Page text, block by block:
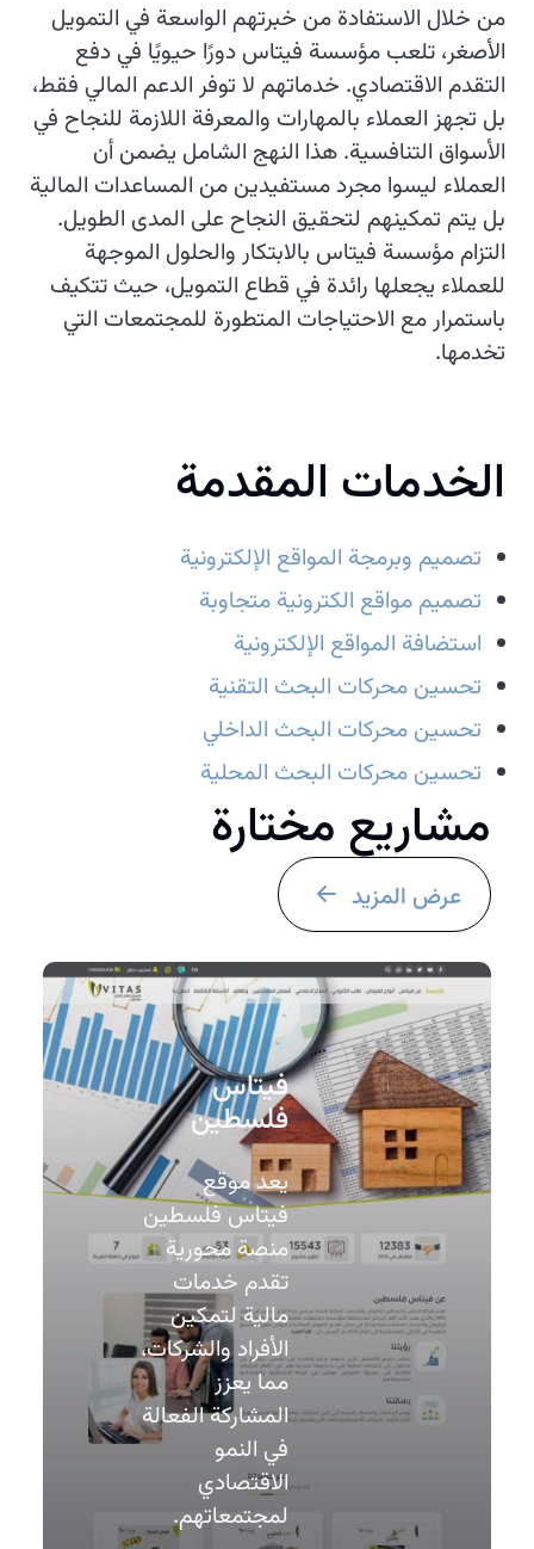
من خلال الاستفادة من خبرتهم الواسعة في التمويل
الأصغر، تلعب مؤسسة فيتاس دورًا حيويًا في دفع
التقدم الاقتصادي. خدماتهم لا توفر الدعم المالي فقط،
بل تجهز العملاء بالمهارات والمعرفة اللازمة للنجاح في
الأسواق التنافسية. هذا النهج الشامل يضمن أن
العملاء ليسوا مجرد مستفيدين من المساعدات المالية
بل يتم تمكينهم لتحقيق النجاح على المدى الطويل.
التزام مؤسسة فيتاس بالابتكار والحلول الموجهة
للعملاء يجعلها رائدة في قطاع التمويل، حيث تتكيف
باستمرار مع الاحتياجات المتطورة للمجتمعات التي
تخدمها.
الخدمات المقدمة
تصميم وبرمجة المواقع الإلكترونية
تصميم مواقع الكترونية متجاوبة
استضافة المواقع الإلكترونية
تحسين محركات البحث التقنية
تحسين محركات البحث الداخلي
تحسين محركات البحث المحلية
مشاريع مختارة
عرض المزيد
فيتاس
فلسطين
يعد موقع
فيتاس فلسطين
منصة محورية
تقدم خدمات
مالية لتمكين
الأفراد والشركات،
مما يعزز
المشاركة الفعالة
في النمو
الاقتصادي
لمجتمعاتهم.